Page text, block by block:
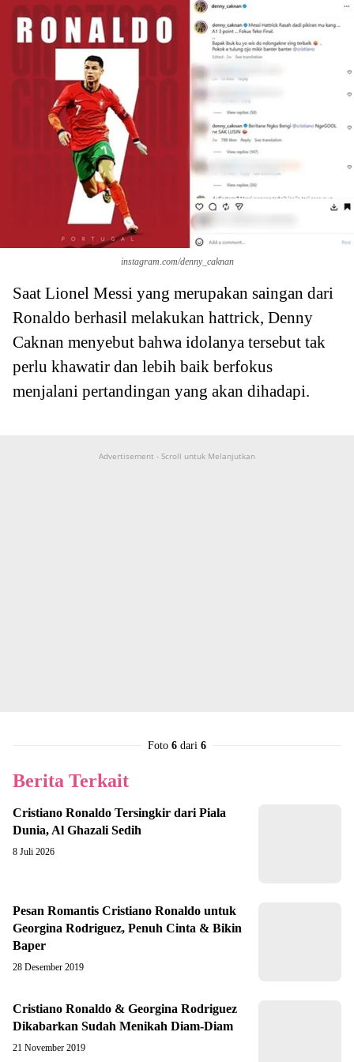
instagram.com/denny_caknan
Saat Lionel Messi yang merupakan saingan dari
Ronaldo berhasil melakukan hattrick, Denny
Caknan menyebut bahwa idolanya tersebut tak
perlu khawatir dan lebih baik berfokus
menjalani pertandingan yang akan dihadapi.
Advertisement - Scroll untuk Melanjutkan
Foto 6 dari 6
Berita Terkait
Cristiano Ronaldo Tersingkir dari Piala
Dunia, Al Ghazali Sedih
8 Juli 2026
Pesan Romantis Cristiano Ronaldo untuk
Georgina Rodriguez, Penuh Cinta & Bikin
Baper
28 Desember 2019
Cristiano Ronaldo & Georgina Rodriguez
Dikabarkan Sudah Menikah Diam-Diam
21 November 2019